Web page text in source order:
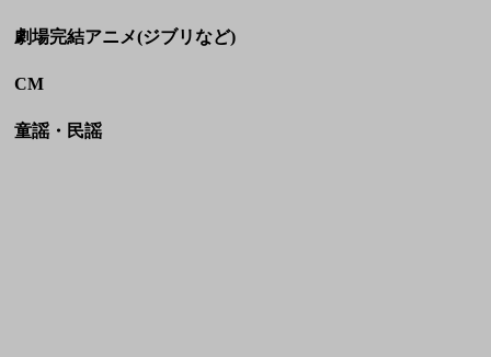
劇場完結アニメ(ジブリなど)
CM
童謡・民謡